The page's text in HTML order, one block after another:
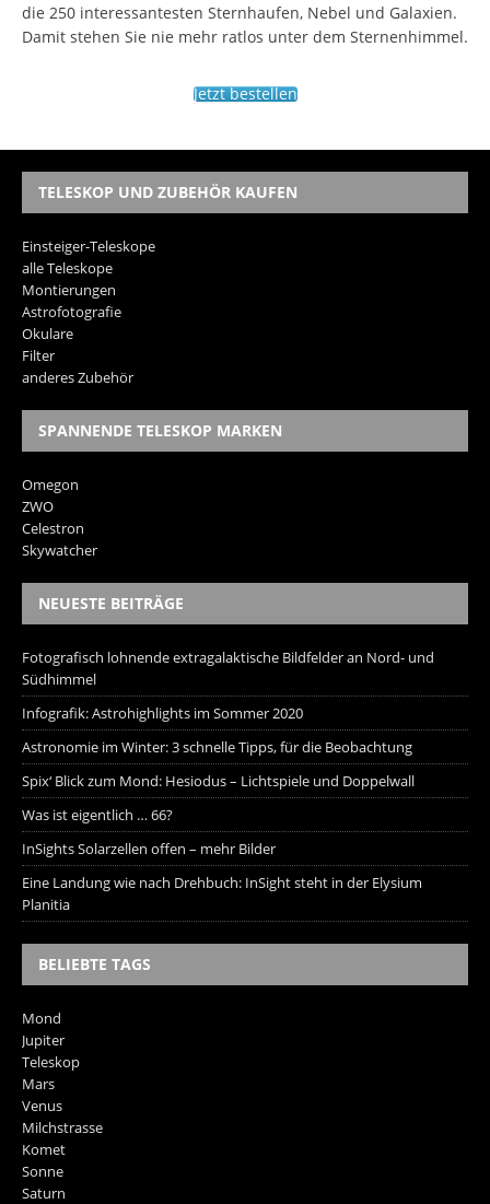
die 250 interessantesten Sternhaufen, Nebel und Galaxien.
Damit stehen Sie nie mehr ratlos unter dem Sternenhimmel.
Jetzt bestellen
TELESKOP UND ZUBEHÖR KAUFEN
Einsteiger-Teleskope
alle Teleskope
Montierungen
Astrofotografie
Okulare
Filter
anderes Zubehör
SPANNENDE TELESKOP MARKEN
Omegon
ZWO
Celestron
Skywatcher
NEUESTE BEITRÄGE
Fotografisch lohnende extragalaktische Bildfelder an Nord- und
Südhimmel
Infografik: Astrohighlights im Sommer 2020
Astronomie im Winter: 3 schnelle Tipps, für die Beobachtung
Spix‘ Blick zum Mond: Hesiodus – Lichtspiele und Doppelwall
Was ist eigentlich … 66?
InSights Solarzellen offen – mehr Bilder
Eine Landung wie nach Drehbuch: InSight steht in der Elysium
Planitia
BELIEBTE TAGS
Mond
Jupiter
Teleskop
Mars
Venus
Milchstrasse
Komet
Sonne
Saturn